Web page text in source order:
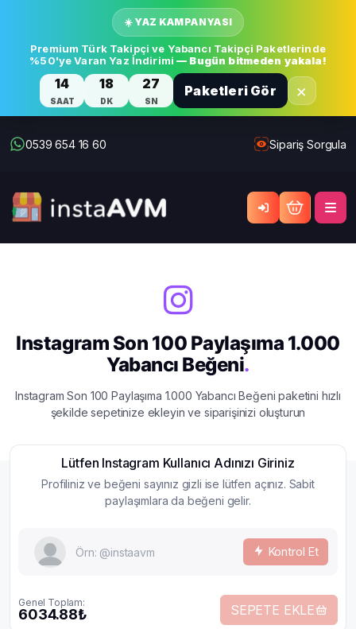
☀️ YAZ KAMPANYASI
Premium Türk Takipçi ve Yabancı Takipçi Paketlerinde
%50'ye Varan Yaz İndirimi — Bugün bitmeden yakala!
14
SAAT
18
DK
27
SN
Paketleri Gör ×
0539 654 16 60 Sipariş Sorgula
Instagram Son 100 Paylaşıma 1.000
Yabancı Beğeni.
Instagram Son 100 Paylaşıma 1.000 Yabancı Beğeni paketini hızlı
şekilde sepetinize ekleyin ve siparişinizi oluşturun
Lütfen Instagram Kullanıcı Adınızı Giriniz
Profiliniz ve beğeni sayınız gizli ise lütfen açınız. Sabit
paylaşımlara da beğeni gelir.
Kontrol Et
Genel Toplam:
6034.88₺ SEPETE EKLE